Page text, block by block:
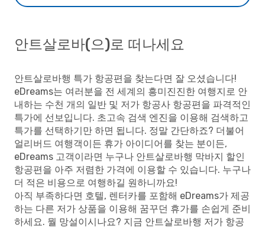
안트살로바(으)로 떠나세요
안트살로바행 특가 항공편을 찾는다면 잘 오셨습니다!
eDreams는 여러분을 전 세계의 흥미진진한 여행지로 안
내하는 수천 개의 일반 및 저가 항공사 항공편을 파격적인
특가에 선보입니다. 초고속 검색 엔진을 이용해 검색하고
특가를 선택하기만 하면 됩니다. 정말 간단하죠? 더불어
얼리버드 여행객이든 휴가 아이디어를 찾는 분이든,
eDreams 고객이라면 누구나 안트살로바행 막바지 할인
항공편을 아주 저렴한 가격에 이용할 수 있습니다. 누구나
더 적은 비용으로 여행하길 원하니까요!
아직 부족하다면 호텔, 렌터카를 포함해 eDreams가 제공
하는 다른 저가 상품을 이용해 꿈꾸던 휴가를 손쉽게 준비
하세요. 뭘 망설이시나요? 지금 안트살로바행 저가 항공